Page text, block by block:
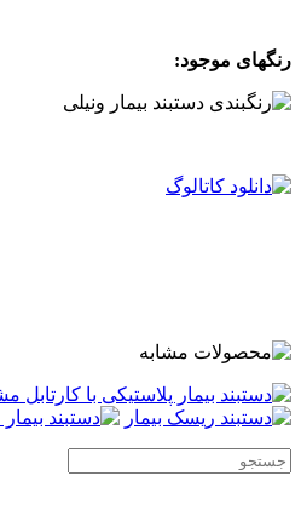
رنگهای موجود: